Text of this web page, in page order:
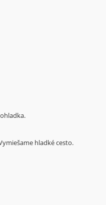
hladké cesto.